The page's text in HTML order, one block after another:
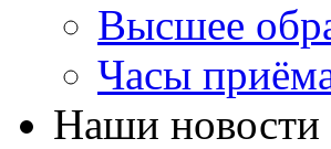
Высшее
Часы
Наши новости